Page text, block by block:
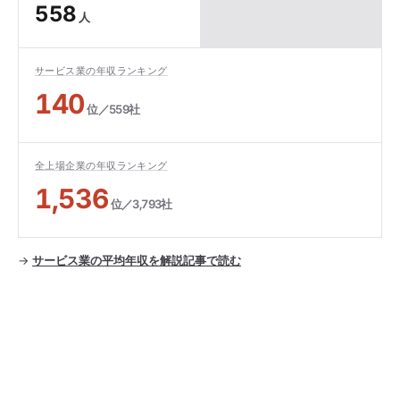
558 人
サービス業の年収ランキング
140位／559社
全上場企業の年収ランキング
1,536位／3,793社
→ サービス業の平均年収を解説記事で読む